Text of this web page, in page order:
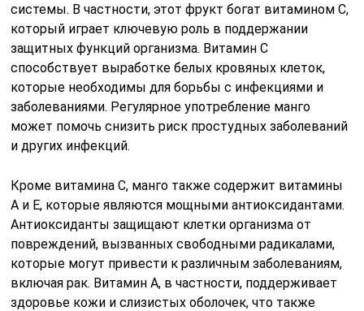
системы. В частности, этот фрукт богат витамином C,
который играет ключевую роль в поддержании
защитных функций организма. Витамин C
способствует выработке белых кровяных клеток,
которые необходимы для борьбы с инфекциями и
заболеваниями. Регулярное употребление манго
может помочь снизить риск простудных заболеваний
и других инфекций.
Кроме витамина C, манго также содержит витамины
A и E, которые являются мощными антиоксидантами.
Антиоксиданты защищают клетки организма от
повреждений, вызванных свободными радикалами,
которые могут привести к различным заболеваниям,
включая рак. Витамин A, в частности, поддерживает
здоровье кожи и слизистых оболочек, что также